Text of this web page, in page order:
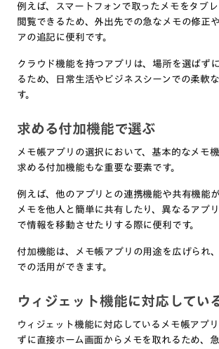
例えば、スマートフォンで取ったメモをタブレ
閲覧できるため、外出先での急なメモの修正
アの追記に便利です。
クラウド機能を持つアプリは、場所を選ばず
るため、日常生活やビジネスシーンでの柔軟
す。
求める付加機能で選ぶ
メモ帳アプリの選択において、基本的なメモ
求める付加機能もな重要な要素です。
例えば、他のアプリとの連携機能や共有機能
メモを他人と簡単に共有したり、異なるアプ
で情報を移動させたりする際に便利です。
付加機能は、メモ帳アプリの用途を広げられ
での活用ができます。
ウィジェット機能に対応してい
ウィジェット機能に対応しているメモ帳アプ
ずに直接ホーム画面からメモを取れるため、